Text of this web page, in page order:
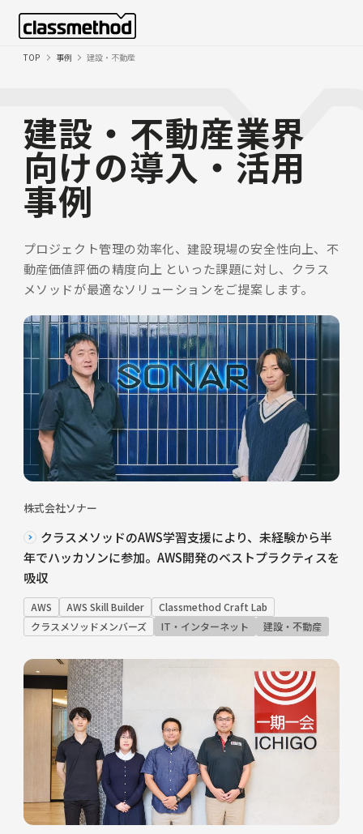
TOP 事例 建設・不動産
建設・不動産業界
向けの導入・活用
事例
プロジェクト管理の効率化、建設現場の安全性向上、不
動産価値評価の精度向上 といった課題に対し、クラス
メソッドが最適なソリューションをご提案します。
株式会社ソナー
クラスメソッドのAWS学習支援により、未経験から半
年でハッカソンに参加。AWS開発のベストプラクティスを
吸収
AWS AWS Skill Builder
Classmethod Craft Lab
クラスメソッドメンバーズ
IT・インターネット 建設・不動産